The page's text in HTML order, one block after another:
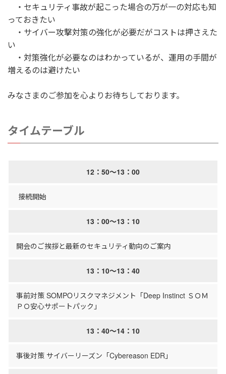
・セキュリティ事故が起こった場合の万が一の対応も知
っておきたい
・サイバー攻撃対策の強化が必要だがコストは押さえた
い
・対策強化が必要なのはわかっているが、運用の手間が
増えるのは避けたい
みなさまのご参加を心よりお待ちしております。
タイムテーブル
12：50～13：00
接続開始
13：00～13：10
開会のご挨拶と最新のセキュリティ動向のご案内
13：10～13：40
事前対策 SOMPOリスクマネジメント「Deep Instinct ＳＯＭ
ＰＯ安心サポートパック」
13：40～14：10
事後対策 サイバーリーズン「Cybereason EDR」